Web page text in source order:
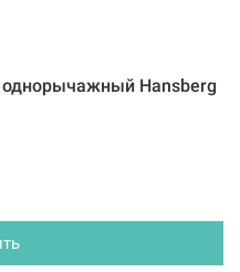
однорычажный Hansberg